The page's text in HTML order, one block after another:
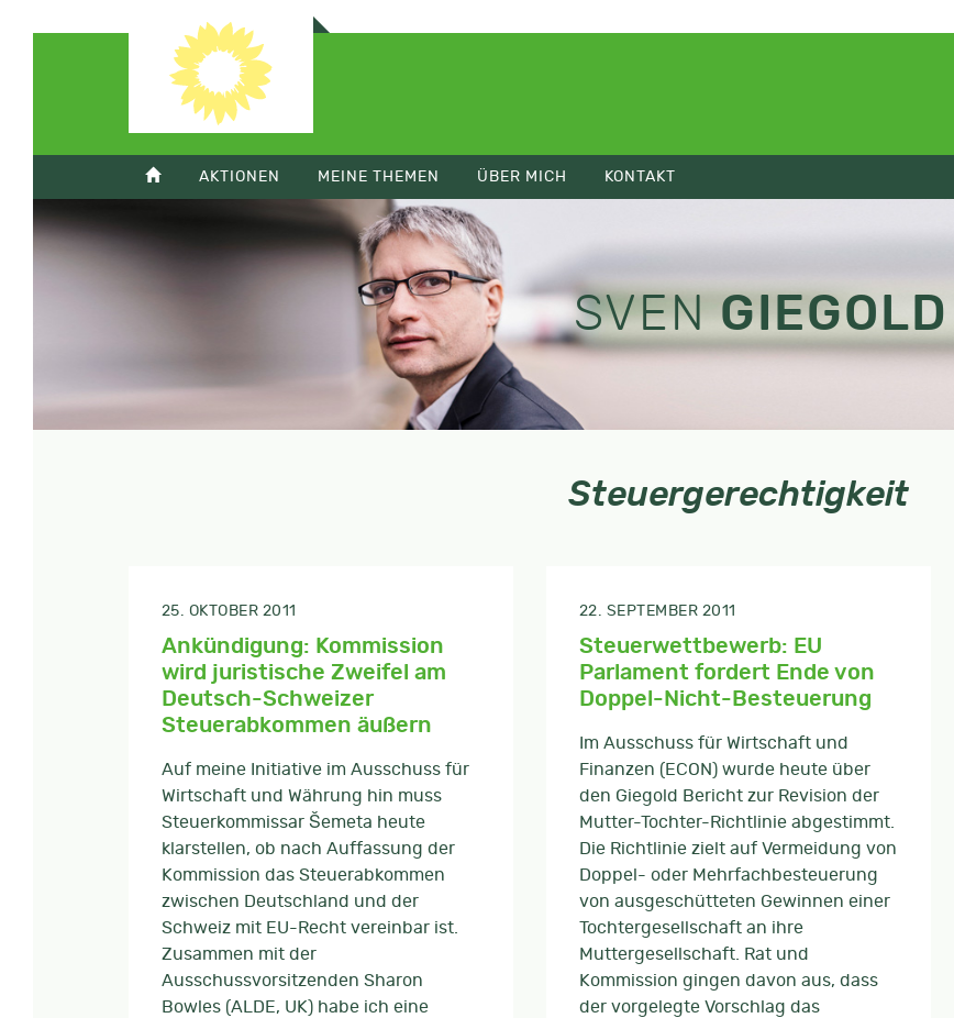
AKTIONEN MEINE THEMEN ÜBER MICH
KONTAKT
SVENGIEGOLD
Steuergerechtigkeit
25. OKTOBER 2011
Ankündigung: Kommission
wird juristische Zweifel am
Deutsch-Schweizer
Steuerabkommen äußern
Auf meine Initiative im Ausschuss für
Wirtschaft und Währung hin muss
Steuerkommissar Šemeta heute
klarstellen, ob nach Auffassung der
Kommission das Steuerabkommen
zwischen Deutschland und der
Schweiz mit EU-Recht vereinbar ist.
Zusammen mit der
Ausschussvorsitzenden Sharon
Bowles (ALDE, UK) habe ich eine
22. SEPTEMBER 2011
Steuerwettbewerb: EU
Parlament fordert Ende von
Doppel-Nicht-Besteuerung
Im Ausschuss für Wirtschaft und
Finanzen (ECON) wurde heute über
den Giegold Bericht zur Revision der
Mutter-Tochter-Richtlinie abgestimmt.
Die Richtlinie zielt auf Vermeidung von
Doppel- oder Mehrfachbesteuerung
von ausgeschütteten Gewinnen einer
Tochtergesellschaft an ihre
Muttergesellschaft. Rat und
Kommission gingen davon aus, dass
der vorgelegte Vorschlag das